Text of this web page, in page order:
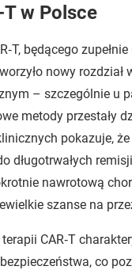
w Polsce
będącego
nowy rozdział
– szczególnie u
metody przestały
pokazuje, że
długotrwałych
nawrotową
szanse na
CAR‑T
co